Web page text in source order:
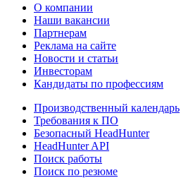
О компании
Наши вакансии
Партнерам
Реклама на сайте
Новости и статьи
Инвесторам
Кандидаты по профессиям
Производственный календарь
Требования к ПО
Безопасный HeadHunter
HeadHunter API
Поиск работы
Поиск по резюме